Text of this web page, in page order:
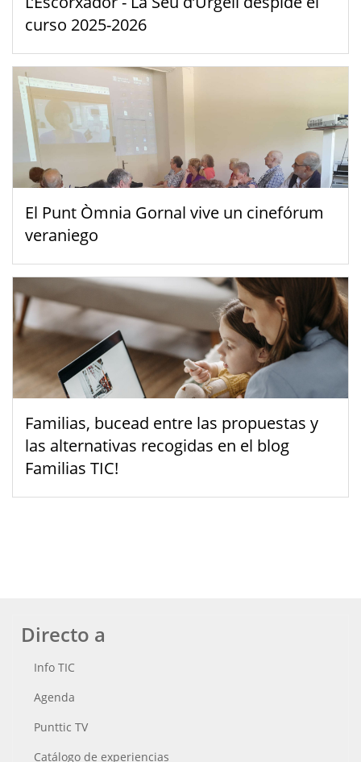
curso 2025-2026
El Punt Òmnia Gornal vive un cinefórum
veraniego
Familias, bucead entre las propuestas y
las alternativas recogidas en el blog
Familias TIC!
Directo a
Info TIC
Agenda
Punttic TV
Catálogo de experiencias